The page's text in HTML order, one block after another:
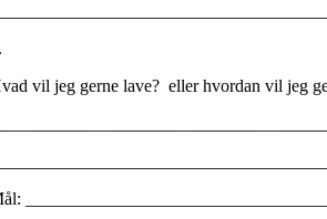
vil jeg gerne lave? eller hvordan vil jeg